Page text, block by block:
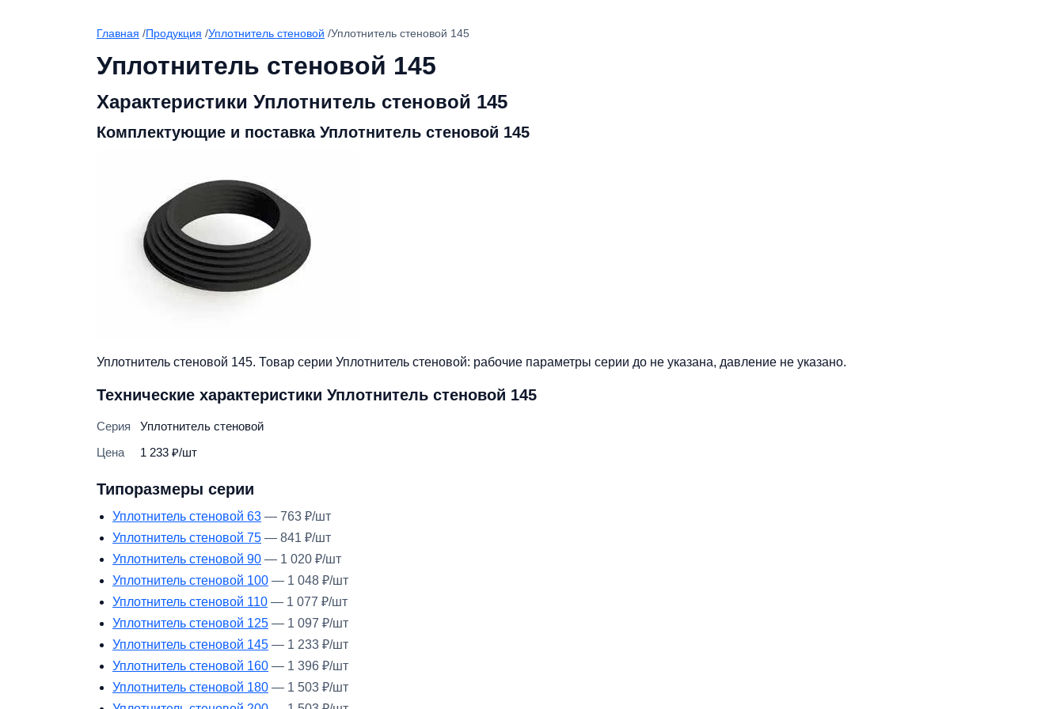
Главная /Продукция /Уплотнитель стеновой /Уплотнитель стеновой 145
Уплотнитель стеновой 145
Характеристики Уплотнитель стеновой 145
Комплектующие и поставка Уплотнитель стеновой 145
Уплотнитель стеновой 145. Товар серии Уплотнитель стеновой: рабочие параметры серии до не указана, давление не указано.
Технические характеристики Уплотнитель стеновой 145
Серия
Уплотнитель стеновой
Цена
1 233 ₽/шт
Типоразмеры серии
Уплотнитель стеновой 63 — 763 ₽/шт
Уплотнитель стеновой 75 — 841 ₽/шт
Уплотнитель стеновой 90 — 1 020 ₽/шт
Уплотнитель стеновой 100 — 1 048 ₽/шт
Уплотнитель стеновой 110 — 1 077 ₽/шт
Уплотнитель стеновой 125 — 1 097 ₽/шт
Уплотнитель стеновой 145 — 1 233 ₽/шт
Уплотнитель стеновой 160 — 1 396 ₽/шт
Уплотнитель стеновой 180 — 1 503 ₽/шт